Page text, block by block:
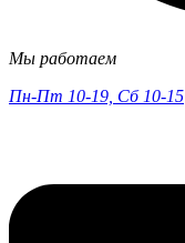
Мы работаем
Пн-Пт 10-19, Сб 10-15